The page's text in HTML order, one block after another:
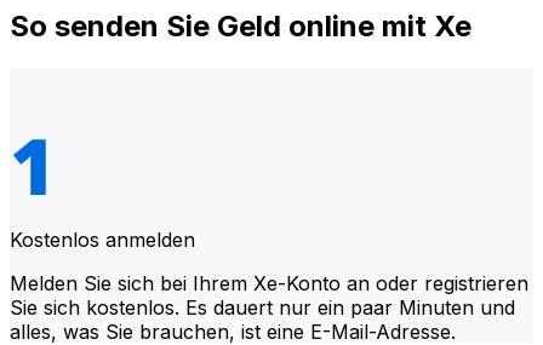
So senden Sie Geld online mit Xe
Kostenlos anmelden
Melden Sie sich bei Ihrem Xe-Konto an oder registrieren
Sie sich kostenlos. Es dauert nur ein paar Minuten und
alles, was Sie brauchen, ist eine E-Mail-Adresse.